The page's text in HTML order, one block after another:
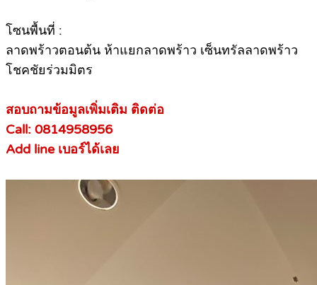
โซนพื้นที่ :
ลาดพร้าวตอนต้น ห้าแยกลาดพร้าว เซ็นทรัลลาดพร้าว
โชคชัยร่วมมิตร
สอบถามข้อมูลเพิ่มเติม ติดต่อ
Call: 0814958956
Add line เบอร์ได้เลย